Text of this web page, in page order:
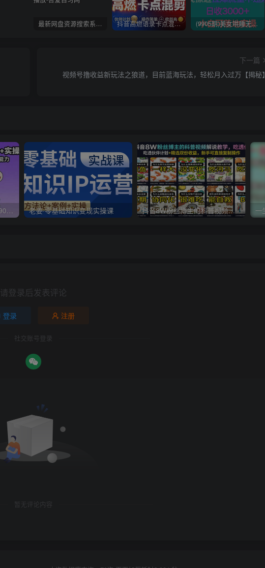
最新网盘资源搜索系统，电视直播，Alist聚合播放 抖音高燃语录卡点混剪视频制作教学，伙伴计划精选独家赛道，操作简单上手快，收益高 (9905期)美女哄睡无人挂机2.0，浅擦边拉爆流量不违规，日收3000+，小白可落地实操
下一篇
视频号撸收益新玩法之狼道，目前蓝海玩法，轻松月入过万【揭秘】
沙雕动画入门到精通教学：90+实操案例 快速掌握从创意到成片动画制作能力 老姜·零基础知识变现实操课 抖音8W粉丝博主的科普视频解说教学，吃透伙伴计划+精选双份收益，新手可直接复制操作
请登录后发表评论
登录 注册
社交账号登录
暂无评论内容